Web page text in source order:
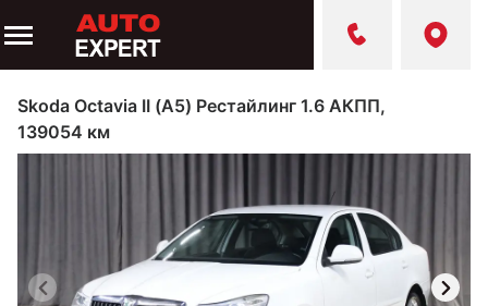
Skoda Octavia II (A5) Рестайлинг 1.6 АКПП,
139054 км